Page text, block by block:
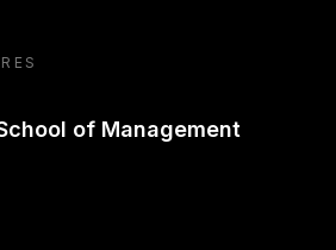
of Management